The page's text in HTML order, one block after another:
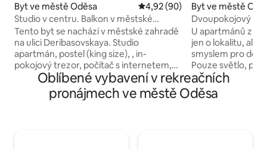
Byt ve městě Oděsa Průměrné hodnocení 4,92 z 5,
4,92 (90)
Studio v centru. Balkon v městské
zahradě. Vířivka. .CityGarden Apt
Tento byt se nachází v městské zahradě
na ulici Deribasovskaya. Studio
apartmán, postel (king size), , in-
pokojový trezor, počítač s internetem,
kuchyň s varnou deskou, mikrovlnnou
troubou a lednicí,pračka a sušička, LCD
TV se satelitními kanály, balkon s
Byt ve městě
Dvoupokojový
U apartmánů z
jen o lokalitu, ale
smyslem pro
Pouze světlo,
rozpouští do moře. Nachází se v
patře obytného
francouzském
Oblíbené vybavení v rekreačních
pronájmech ve městě Oděsa